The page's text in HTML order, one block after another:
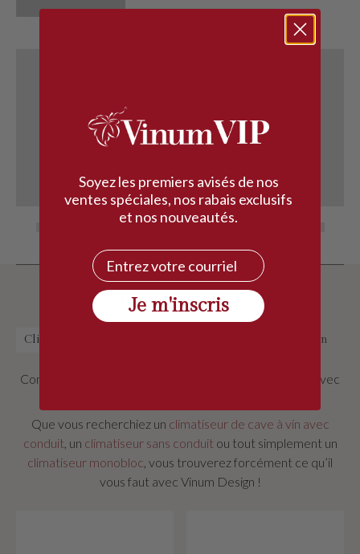
Produits complémentaires
Climatiseur de cave à vin Accessoires pour cave à vin
Contrôlez la température parfaite de votre cave à vin avec
Que vous recherchiez un climatiseur de cave à vin avec
conduit , un climatiseur sans conduit ou tout simplement un
climatiseur monobloc , vous trouverez forcément ce qu’il
vous faut avec Vinum Design !
Soyez les premiers avisés de nos
ventes spéciales, nos rabais exclusifs
et nos nouveautés.
Courriel
Je m'inscris